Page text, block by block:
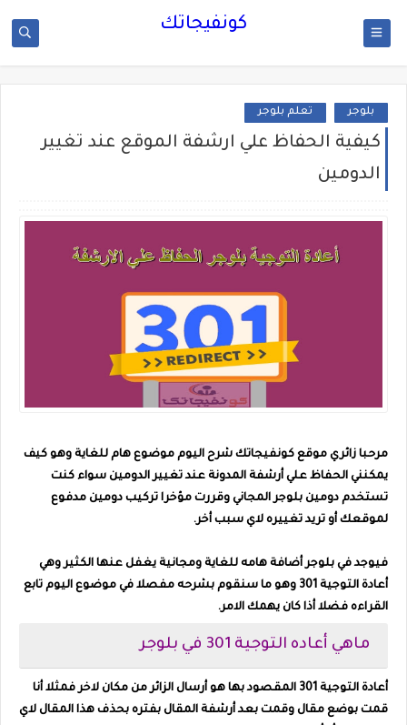
كونفيجاتك
بلوجر تعلم بلوجر
كيفية الحفاظ علي ارشفة الموقع عند تغيير
الدومين
مرحبا زائري موقع كونفيجاتك شرح اليوم موضوع هام للغاية وهو كيف
يمكنني الحفاظ علي أرشفة المدونة عند تغيير الدومين سواء كنت
تستخدم دومين بلوجر المجاني وقررت مؤخرا تركيب دومين مدفوع
لموقعك أو تريد تغييره لاي سبب أخر.
فيوجد في بلوجر أضافة هامه للغاية ومجانية يغفل عنها الكثير وهي
أعادة التوجية 301 وهو ما سنقوم بشرحه مفصلا في موضوع اليوم تابع
القراءه فضلا أذا كان يهمك الامر.
ماهي أعاده التوجية 301 في بلوجر
أعادة التوجية 301 المقصود بها هو أرسال الزائر من مكان لاخر فمثلا أنا
قمت بوضع مقال وقمت بعد أرشفة المقال بفتره بحذف هذا المقال لاي